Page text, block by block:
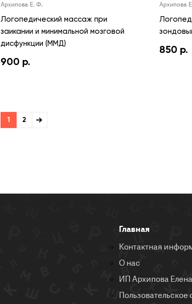
Архипова Е. Ф.
Логопедический массаж при
заикании и минимальной мозговой
дисфункции (ММД)
900 р.
Архипова
850 р.
1 2
Главная
Контактная
О нас
ИП Архипова
Пользовательское